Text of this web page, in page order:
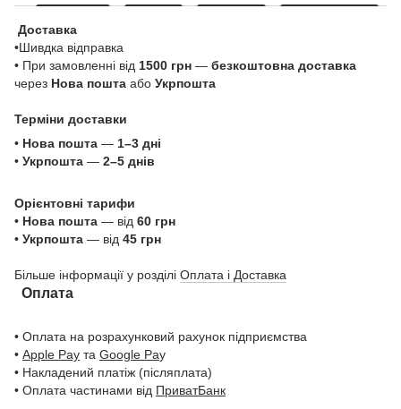
Доставка
•Шивдка відправка
• При замовленні від 1500 грн — безкоштовна доставка
через Нова пошта або Укрпошта
Терміни доставки
• Нова пошта — 1–3 дні
• Укрпошта — 2–5 днів
Орієнтовні тарифи
• Нова пошта — від 60 грн
• Укрпошта — від 45 грн
Більше інформації у розділі Оплата і Доставка
Оплата
• Оплата на розрахунковий рахунок підприємства
• Apple Pay та Google Pay
• Накладений платіж (післяплата)
• Оплата частинами від ПриватБанк